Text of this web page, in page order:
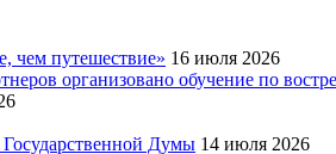
чем путешествие» 16 июля 2026
организовано обучение по
Думы 14 июля 2026